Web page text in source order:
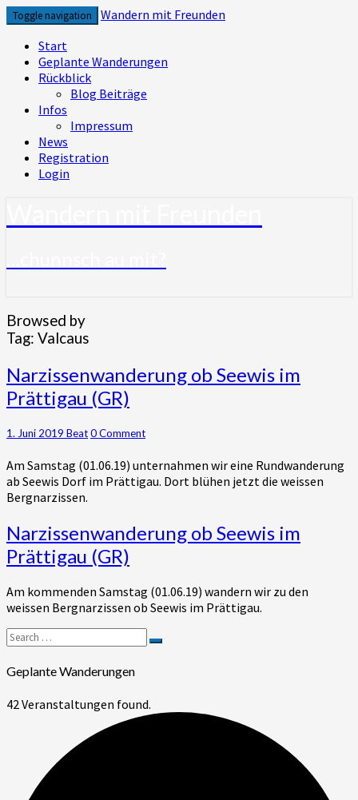
Skip
to
content
Toggle navigation
Wandern mit Freunden
Start
Geplante Wanderungen
Rückblick
Blog Beiträge
Infos
Impressum
News
Registration
Login
Browsed by
Tag: Valcaus
Narzissenwanderung
ob
Seewis
Prättigau
Narzissenwanderung ob Seewis im
Prättigau (GR)
1. Juni 2019 BeatComments
0 Comment
Am Samstag (01.06.19) unternahmen wir eine Rundwanderung
ab Seewis Dorf im Prättigau. Dort blühen jetzt die weissen
Bergnarzissen.
Narzissenwanderung
ob
Seewis
Prättigau
(GR)
Narzissenwanderung ob Seewis im
Prättigau (GR)
Am kommenden Samstag (01.06.19) wandern wir zu den
weissen Bergnarzissen ob Seewis im Prättigau.
Search
for:
Search
Geplante Wanderungen
42 Veranstaltungen found.